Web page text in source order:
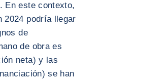
En este contexto,
2024 podría llegar
de
de obra es
neta) y las
se han